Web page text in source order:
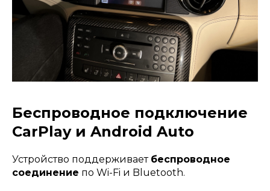
Беспроводное подключение
CarPlay и Android Auto
Устройство поддерживает беспроводное
соединение по Wi-Fi и Bluetooth.